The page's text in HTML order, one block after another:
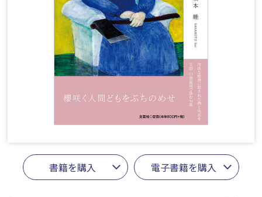
書籍を購入 電子書籍を購入